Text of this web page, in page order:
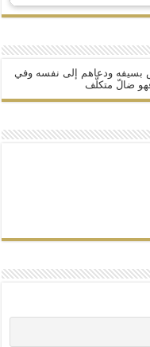
بسيفه ودعاهم إلى نفسه وفي
ضالّ متكلّف